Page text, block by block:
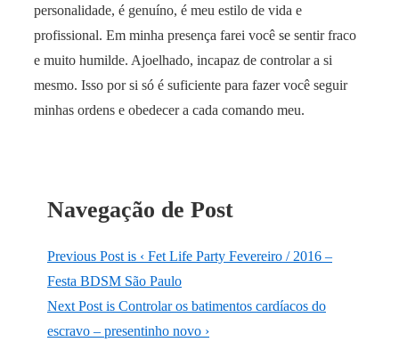
personalidade, é genuíno, é meu estilo de vida e
profissional. Em minha presença farei você se sentir fraco
e muito humilde. Ajoelhado, incapaz de controlar a si
mesmo. Isso por si só é suficiente para fazer você seguir
minhas ordens e obedecer a cada comando meu.
Navegação de Post
Previous Post is ‹ Fet Life Party Fevereiro / 2016 –
Festa BDSM São Paulo
Next Post is Controlar os batimentos cardíacos do
escravo – presentinho novo ›